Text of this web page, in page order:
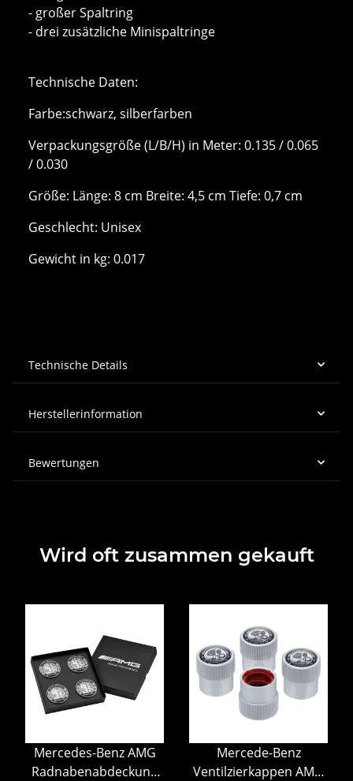
- großer Spaltring
- drei zusätzliche Minispaltringe
Technische Daten:
Farbe:schwarz, silberfarben
Verpackungsgröße (L/B/H) in Meter: 0.135 / 0.065
/ 0.030
Größe: Länge: 8 cm Breite: 4,5 cm Tiefe: 0,7 cm
Geschlecht: Unisex
Gewicht in kg: 0.017
Technische Details
Herstellerinformation
Bewertungen
Wird oft zusammen gekauft
Mercedes-Benz AMG
Radnabenabdeckung
Mercede-Benz
Ventilzierkappen AMG